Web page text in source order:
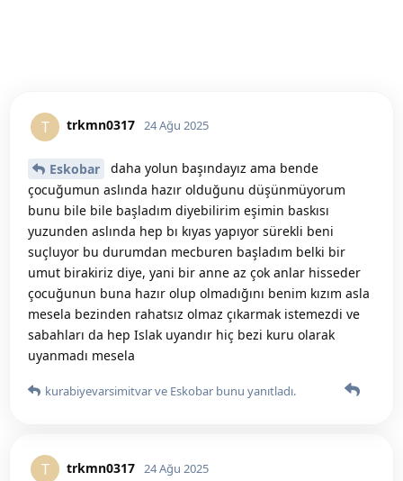
T trkmn0317 24 Ağu 2025
Eskobar
daha yolun başındayız ama bende
çocuğumun aslında hazır olduğunu düşünmüyorum
bunu bile bile başladım diyebilirim eşimin baskısı
yuzunden aslında hep bı kıyas yapıyor sürekli beni
suçluyor bu durumdan mecburen başladım belki bir
umut birakiriz diye, yani bir anne az çok anlar hisseder
çocuğunun buna hazır olup olmadığını benim kızım asla
mesela bezinden rahatsız olmaz çıkarmak istemezdi ve
sabahları da hep Islak uyandır hiç bezi kuru olarak
uyanmadı mesela
kurabiyevarsimitvarve Eskobar bunu yanıtladı.
T trkmn0317 24 Ağu 2025